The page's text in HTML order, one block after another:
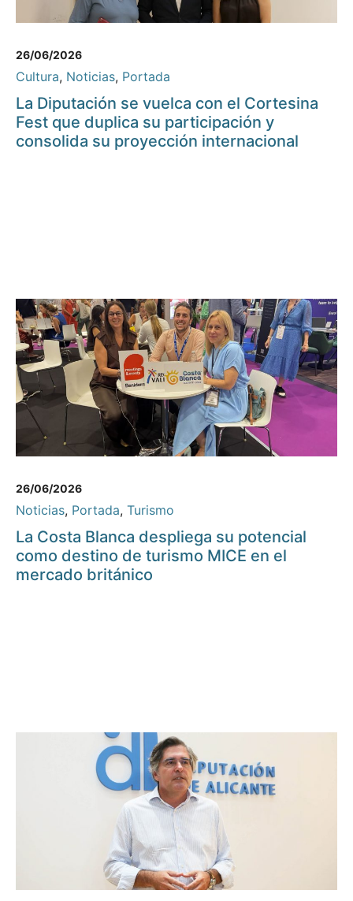
26/06/2026
Cultura, Noticias, Portada
La Diputación se vuelca con el Cortesina
Fest que duplica su participación y
consolida su proyección internacional
26/06/2026
Noticias, Portada, Turismo
La Costa Blanca despliega su potencial
como destino de turismo MICE en el
mercado británico